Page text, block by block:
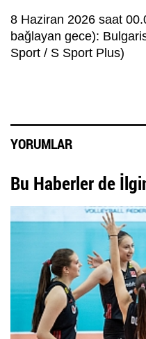
8 Haziran 2026 saat
bağlayan gece):
Sport / S Sport Plus)
YORUMLAR
Bu Haberler de